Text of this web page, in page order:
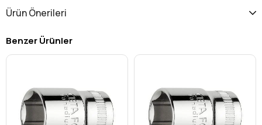
yatırımınızın değerini artırır.
vidalara ve cıvatalara tam oturarak kaymayı engeller ve
vida başlarının zarar görme riskini minimize eder. Bu
mükemmel kavrama sağlar.
Geniş Uyumluluk:Standart 1/4 inç sürücü boyutu
sayesinde, mevcut cırcır kolları, tork anahtarları, uzatma
Ürün Önerileri
Benzer Ürünler